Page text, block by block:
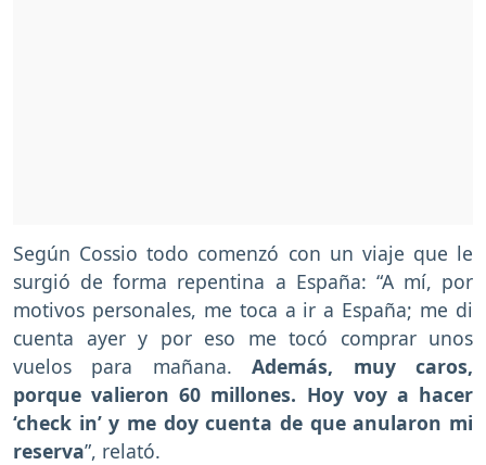
Según Cossio todo comenzó con un viaje que le
surgió de forma repentina a España: “A mí, por
motivos personales, me toca a ir a España; me di
cuenta ayer y por eso me tocó comprar unos
vuelos para mañana.Además, muy caros,
porque valieron 60 millones. Hoy voy a hacer
‘check in’ y me doy cuenta de que anularon mi
reserva”, relató.